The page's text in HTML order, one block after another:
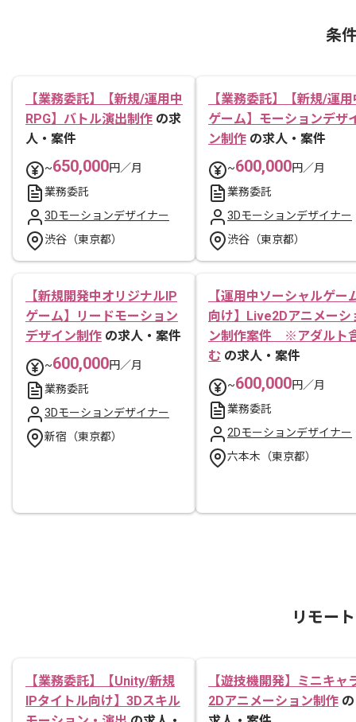
条
【業務委託】【新規/運用中
RPG】バトル演出制作 の求
人・案件
~650,000円／月
業務委託
3Dモーションデザイナー
渋谷（東京都）
【業務委託】【新規/運用
ゲーム】モーションデザ
ン制作 の求人・案件
~600,000円／月
業務委託
3Dモーションデザイナー
渋谷（東京都）
【新規開発中オリジナルIP
ゲーム】リードモーション
デザイン制作 の求人・案件
~600,000円／月
業務委託
3Dモーションデザイナー
新宿（東京都）
【運用中ソーシャルゲー
向け】Live2Dアニメーシ
ン制作案件 ※アダルト
む の求人・案件
~600,000円／月
業務委託
2Dモーションデザイナー
六本木（東京都）
リモー
【業務委託】【Unity/新規
IPタイトル向け】3Dスキル
【遊技機開発】ミニキャ
2Dアニメーション制作 の